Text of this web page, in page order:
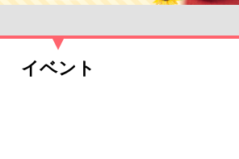
イベント